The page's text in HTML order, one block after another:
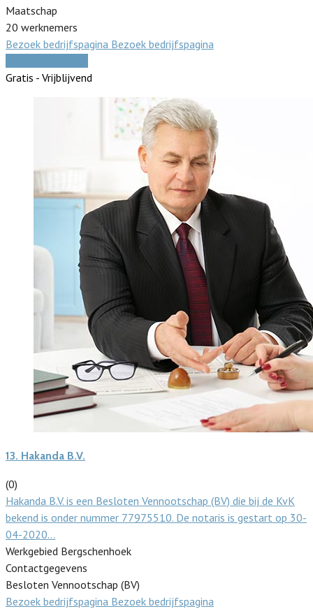
Maatschap
20 werknemers
Bezoek bedrijfspagina Bezoek bedrijfspagina
Gratis - Vrijblijvend
13. Hakanda B.V.
(0)
Hakanda B.V. is een Besloten Vennootschap (BV) die bij de KvK
bekend is onder nummer 77975510. De notaris is gestart op 30-
04-2020…
Werkgebied Bergschenhoek
Contactgegevens
Besloten Vennootschap (BV)
Bezoek bedrijfspagina Bezoek bedrijfspagina